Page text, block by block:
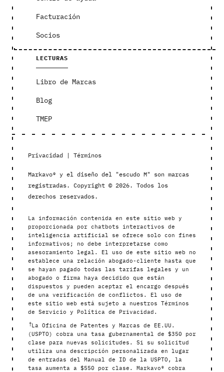
Facturación
Socios
LECTURAS
Libro de Marcas
Blog
TMEP
Privacidad | Términos
Markavo® y el diseño del "escudo M" son marcas
registradas. Copyright © 2026. Todos los
derechos reservados.
La información contenida en este sitio web y
proporcionada por chatbots interactivos de
inteligencia artificial se ofrece solo con fines
informativos; no debe interpretarse como
asesoramiento legal. El uso de este sitio web no
establece una relación abogado-cliente hasta que
se hayan pagado todas las tarifas legales y un
abogado o firma haya decidido que están
dispuestos y pueden aceptar el encargo después
de una verificación de conflictos. El uso de
este sitio web está sujeto a nuestros Términos
de Servicio y Política de Privacidad.
†La Oficina de Patentes y Marcas de EE.UU.
(USPTO) cobra una tasa gubernamental de $350 por
clase para nuevas solicitudes. Si su solicitud
utiliza una descripción personalizada en lugar
de entradas del Manual de ID de la USPTO, la
tasa aumenta a $550 por clase. Markavo® cobra